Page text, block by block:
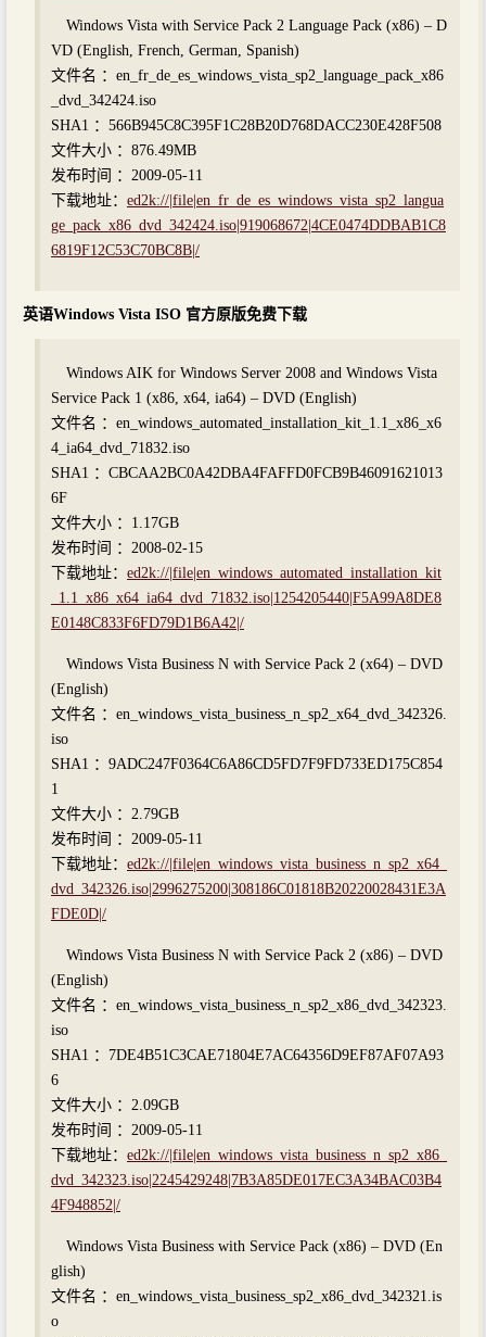
Windows Vista with Service Pack 2 Language Pack (x86) – D
VD (English, French, German, Spanish)
文件名 ：en_fr_de_es_windows_vista_sp2_language_pack_x86
_dvd_342424.iso
SHA1 ：566B945C8C395F1C28B20D768DACC230E428F508
文件大小 ：876.49MB
发布时间 ：2009-05-11
下载地址： ed2k://|file|en_fr_de_es_windows_vista_sp2_langua
ge_pack_x86_dvd_342424.iso|919068672|4CE0474DDBAB1C8
6819F12C53C70BC8B|/
英语Windows Vista ISO 官方原版免费下载
Windows AIK for Windows Server 2008 and Windows Vista
Service Pack 1 (x86, x64, ia64) – DVD (English)
文件名 ：en_windows_automated_installation_kit_1.1_x86_x6
4_ia64_dvd_71832.iso
SHA1 ：CBCAA2BC0A42DBA4FAFFD0FCB9B46091621013
6F
文件大小 ：1.17GB
发布时间 ：2008-02-15
下载地址： ed2k://|file|en_windows_automated_installation_kit
_1.1_x86_x64_ia64_dvd_71832.iso|1254205440|F5A99A8DE8
E0148C833F6FD79D1B6A42|/
Windows Vista Business N with Service Pack 2 (x64) – DVD
(English)
文件名 ：en_windows_vista_business_n_sp2_x64_dvd_342326.
iso
SHA1 ：9ADC247F0364C6A86CD5FD7F9FD733ED175C854
1
文件大小 ：2.79GB
发布时间 ：2009-05-11
下载地址： ed2k://|file|en_windows_vista_business_n_sp2_x64_
dvd_342326.iso|2996275200|308186C01818B20220028431E3A
FDE0D|/
Windows Vista Business N with Service Pack 2 (x86) – DVD
(English)
文件名 ：en_windows_vista_business_n_sp2_x86_dvd_342323.
iso
SHA1 ：7DE4B51C3CAE71804E7AC64356D9EF87AF07A93
6
文件大小 ：2.09GB
发布时间 ：2009-05-11
下载地址： ed2k://|file|en_windows_vista_business_n_sp2_x86_
dvd_342323.iso|2245429248|7B3A85DE017EC3A34BAC03B4
4F948852|/
Windows Vista Business with Service Pack (x86) – DVD (En
glish)
文件名 ：en_windows_vista_business_sp2_x86_dvd_342321.is
o